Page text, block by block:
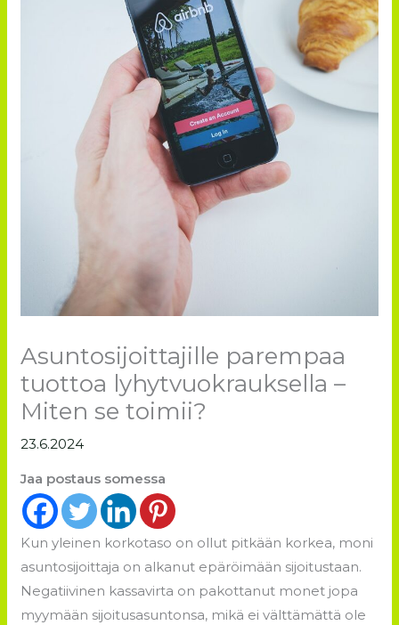
Asuntosijoittajille parempaa
tuottoa lyhytvuokrauksella –
Miten se toimii?
23.6.2024
Jaa postaus somessa
Kun yleinen korkotaso on ollut pitkään korkea, moni
asuntosijoittaja on alkanut epäröimään sijoitustaan.
Negatiivinen kassavirta on pakottanut monet jopa
myymään sijoitusasuntonsa, mikä ei välttämättä ole